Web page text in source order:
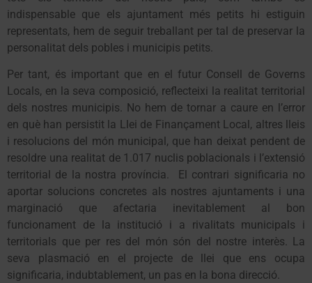
indispensable que els ajuntament més petits hi estiguin
representats, hem de seguir treballant per tal de preservar la
personalitat dels pobles i municipis petits.
Per tant, és important que en el futur Consell de Governs
Locals, en la seva composició, reflecteixi la realitat territorial
dels nostres municipis. No hem de tornar a caure en l’error
en què han persistit la Llei de Finançament Local, altres lleis
i resolucions del món municipal, que han deixat pendent de
resoldre una realitat de 1.017 nuclis poblacionals i l’extensió
territorial de la nostra província. El contrari significaria no
aportar solucions concretes als nostres ajuntaments i una
marginació que afectaria inevitablement al bon
funcionament de la institució i a rivalitats municipals i
territorials que per res del món són del nostre interès. La
seva plasmació en el projecte de llei que ens ocupa
significaria, indubtablement, un pas en la bona direcció.